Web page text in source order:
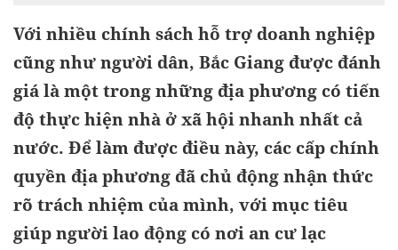
Với nhiều chính sách hỗ trợ doanh nghiệp
cũng như người dân, Bắc Giang được đánh
giá là một trong những địa phương có tiến
độ thực hiện nhà ở xã hội nhanh nhất cả
nước. Để làm được điều này, các cấp chính
quyền địa phương đã chủ động nhận thức
rõ trách nhiệm của mình, với mục tiêu
giúp người lao động có nơi an cư lạc